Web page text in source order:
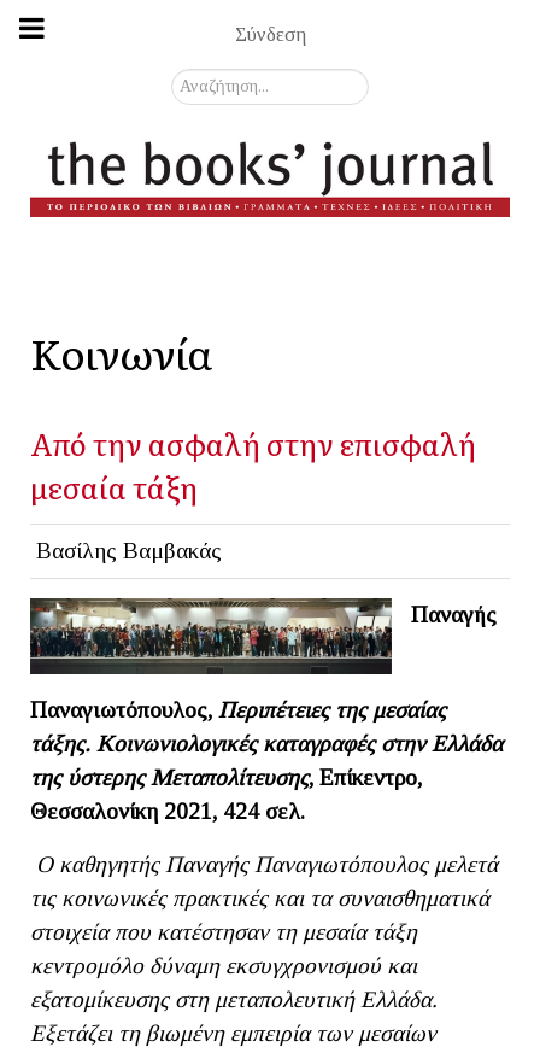
Σύνδεση
Αναζήτηση...
Κοινωνία
Από την ασφαλή στην επισφαλή
μεσαία τάξη
Βασίλης Βαμβακάς
Παναγής
Παναγιωτόπουλος, Περιπέτειες της μεσαίας
τάξης. Κοινωνιολογικές καταγραφές στην Ελλάδα
της ύστερης Mεταπολίτευσης, Επίκεντρο,
Θεσσαλονίκη 2021, 424 σελ.
Ο καθηγητής Παναγής Παναγιωτόπουλος μελετά
τις κοινωνικές πρακτικές και τα συναισθηματικά
στοιχεία που κατέστησαν τη μεσαία τάξη
κεντρομόλο δύναμη εκσυγχρονισμού και
εξατομίκευσης στη μεταπολευτική Ελλάδα.
Εξετάζει τη βιωμένη εμπειρία των μεσαίων